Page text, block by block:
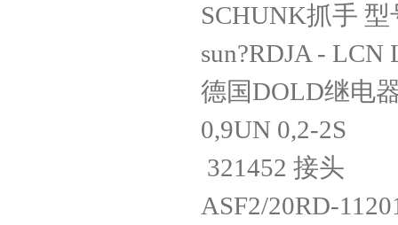
SCHUNK抓
sun?RDJA -
德国DOLD继电
0,9UN
321452
ASF2/20RD-